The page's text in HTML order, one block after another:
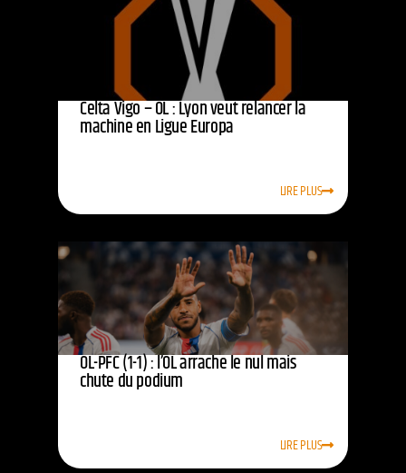
Celta Vigo – OL : Lyon veut relancer la
machine en Ligue Europa
LIRE PLUS
OL-PFC (1-1) : l’OL arrache le nul mais
chute du podium
LIRE PLUS